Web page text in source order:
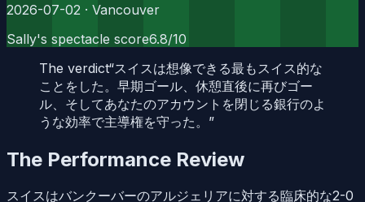
2026-07-02 · Vancouver
Sally's spectacle score6.8/10
The verdict“スイスは想像できる最もスイス的な
ことをした。早期ゴール、休憩直後に再びゴー
ル、そしてあなたのアカウントを閉じる銀行のよ
うな効率で主導権を守った。 ”
The Performance Review
スイスはバンクーバーのアルジェリアに対する臨床的な2-0